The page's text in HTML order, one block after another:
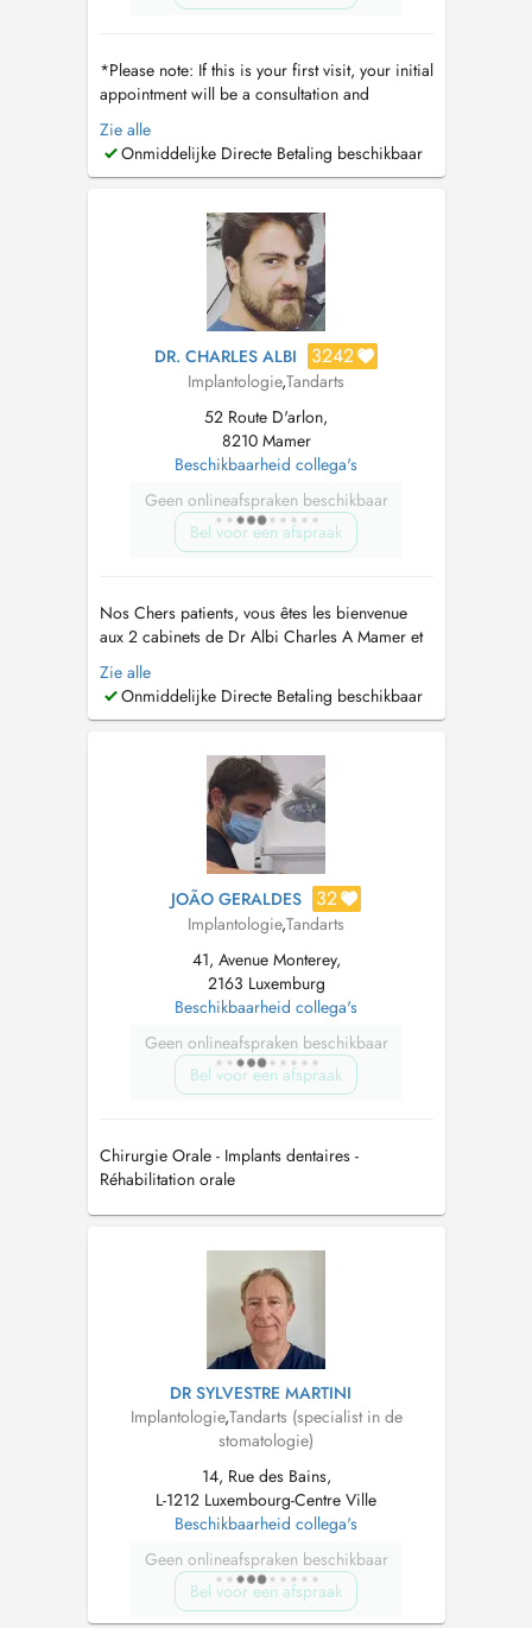
*Please note: If this is your first visit, your initial
appointment will be a consultation and
comprehensive dental assessment. Dental
cleanings are not performed during the first
visit, as we first evaluate your oral health,
appropriate treatment plan. Thi...
Zie alle
Onmiddelijke Directe Betaling beschikbaar
DR. CHARLES ALBI 3242
Implantologie,Tandarts
52 Route D'arlon,
8210 Mamer
Beschikbaarheid collega's
Geen onlineafspraken beschikbaar
Bel voor een afspraak
Nos Chers patients, vous êtes les bienvenue
aux 2 cabinets de Dr Albi Charles A Mamer et
Schifflange . Nous sommes ouverts du lundi au
vendredi de 10h à 18h30. N'hésitez pas à nous
appeler au +352 661 777 233 pour toute
sommes impatients de vous rencont...
Zie alle
Onmiddelijke Directe Betaling beschikbaar
JOÃO GERALDES 32
Implantologie,Tandarts
41, Avenue Monterey,
2163 Luxemburg
Beschikbaarheid collega's
Geen onlineafspraken beschikbaar
Bel voor een afspraak
Chirurgie Orale - Implants dentaires -
Réhabilitation orale
DR SYLVESTRE MARTINI
Implantologie,Tandarts (specialist in de
stomatologie)
14, Rue des Bains,
L-1212 Luxembourg-Centre Ville
Beschikbaarheid collega's
Geen onlineafspraken beschikbaar
Bel voor een afspraak